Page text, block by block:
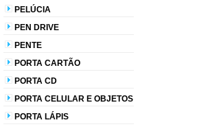
PELÚCIA
PEN DRIVE
PENTE
PORTA CARTÃO
PORTA CD
PORTA CELULAR E OBJETOS
PORTA LÁPIS